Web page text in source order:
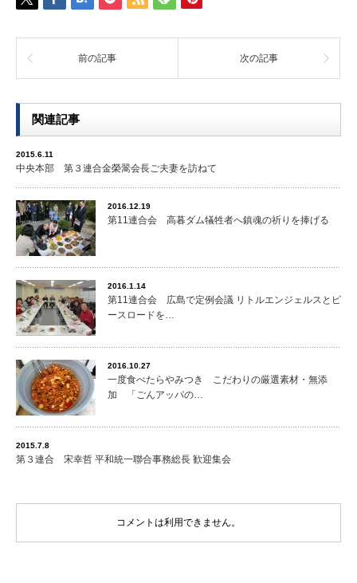
前の記事 次の記事
関連記事
2015.6.11
中央本部 第３連合金榮翯会長ご夫妻を訪ねて
2016.12.19
第11連合会 高暮ダム犠牲者へ鎮魂の祈りを捧げる
2016.1.14
第11連合会 広島で定例会議 リトルエンジェルスとピ
ースロードを…
2016.10.27
一度食べたらやみつき こだわりの厳選素材・無添
加 「ごんアッパの…
2015.7.8
第３連合 宋幸哲 平和統一聯合事務総長 歓迎集会
コメントは利用できません。